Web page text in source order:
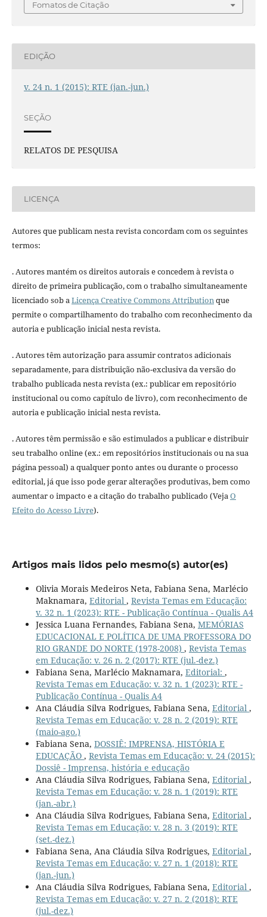
Fomatos de Citação
EDIÇÃO
v. 24 n. 1 (2015): RTE (jan.-jun.)
SEÇÃO
RELATOS DE PESQUISA
LICENÇA
Autores que publicam nesta revista concordam com os seguintes
termos:
. Autores mantém os direitos autorais e concedem à revista o
direito de primeira publicação, com o trabalho simultaneamente
licenciado sob aLicença Creative Commons Attributionque
permite o compartilhamento do trabalho com reconhecimento da
autoria e publicação inicial nesta revista.
. Autores têm autorização para assumir contratos adicionais
separadamente, para distribuição não-exclusiva da versão do
trabalho publicada nesta revista (ex.: publicar em repositório
institucional ou como capítulo de livro), com reconhecimento de
autoria e publicação inicial nesta revista.
. Autores têm permissão e são estimulados a publicar e distribuir
seu trabalho online (ex.: em repositórios institucionais ou na sua
página pessoal) a qualquer ponto antes ou durante o processo
editorial, já que isso pode gerar alterações produtivas, bem como
aumentar o impacto e a citação do trabalho publicado (VejaO
Efeito do Acesso Livre).
Artigos mais lidos pelo mesmo(s) autor(es)
Olivia Morais Medeiros Neta, Fabiana Sena, Marlécio
Maknamara, Editorial , Revista Temas em Educação:
v. 32 n. 1 (2023): RTE - Publicação Contínua - Qualis A4
Jessica Luana Fernandes, Fabiana Sena, MEMÓRIAS
EDUCACIONAL E POLÍTICA DE UMA PROFESSORA DO
RIO GRANDE DO NORTE (1978-2008) , Revista Temas
em Educação: v. 26 n. 2 (2017): RTE (jul.-dez.)
Fabiana Sena, Marlécio Maknamara, Editorial: ,
Revista Temas em Educação: v. 32 n. 1 (2023): RTE -
Publicação Contínua - Qualis A4
Ana Cláudia Silva Rodrigues, Fabiana Sena, Editorial ,
Revista Temas em Educação: v. 28 n. 2 (2019): RTE
(maio-ago.)
Fabiana Sena, DOSSIÊ: IMPRENSA, HISTÓRIA E
EDUCAÇÃO , Revista Temas em Educação: v. 24 (2015):
Dossiê - Imprensa, história e educação
Ana Cláudia Silva Rodrigues, Fabiana Sena, Editorial ,
Revista Temas em Educação: v. 28 n. 1 (2019): RTE
(jan.-abr.)
Ana Cláudia Silva Rodrigues, Fabiana Sena, Editorial ,
Revista Temas em Educação: v. 28 n. 3 (2019): RTE
(set.-dez.)
Fabiana Sena, Ana Cláudia Silva Rodrigues, Editorial ,
Revista Temas em Educação: v. 27 n. 1 (2018): RTE
(jan.-jun.)
Ana Cláudia Silva Rodrigues, Fabiana Sena, Editorial ,
Revista Temas em Educação: v. 27 n. 2 (2018): RTE
(jul.-dez.)